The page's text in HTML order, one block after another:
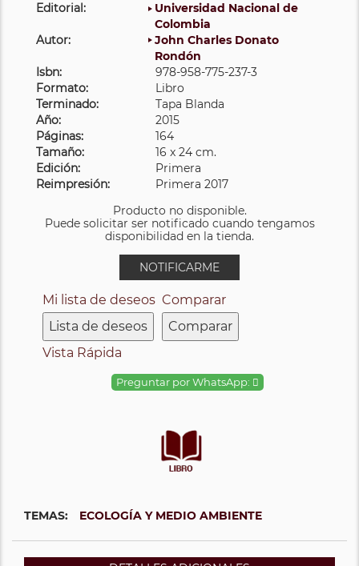
Editorial:
Universidad Nacional de
Colombia
Autor:
John Charles Donato
Rondón
Isbn:
978-958-775-237-3
Formato:
Libro
Terminado:
Tapa Blanda
Año:
2015
Páginas:
164
Tamaño:
16 x 24 cm.
Edición:
Primera
Reimpresión:
Primera 2017
Producto no disponible.
Puede solicitar ser notificado cuando tengamos
disponibilidad en la tienda.
NOTIFICARME
Mi lista de deseos
Lista de deseos
Comparar
Comparar
Vista Rápida
Preguntar por WhatsApp:
TEMAS: ECOLOGÍA Y MEDIO AMBIENTE